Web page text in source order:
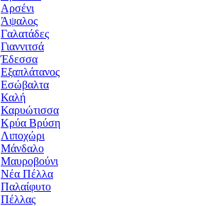
Αρσένι
Άψαλος
Γαλατάδες
Γιαννιτσά
Έδεσσα
Εξαπλάτανος
Εσώβαλτα
Καλή
Καρυώτισσα
Κρύα Βρύση
Λιποχώρι
Μάνδαλο
Μαυροβούνι
Νέα Πέλλα
Παλαίφυτο
Πέλλας